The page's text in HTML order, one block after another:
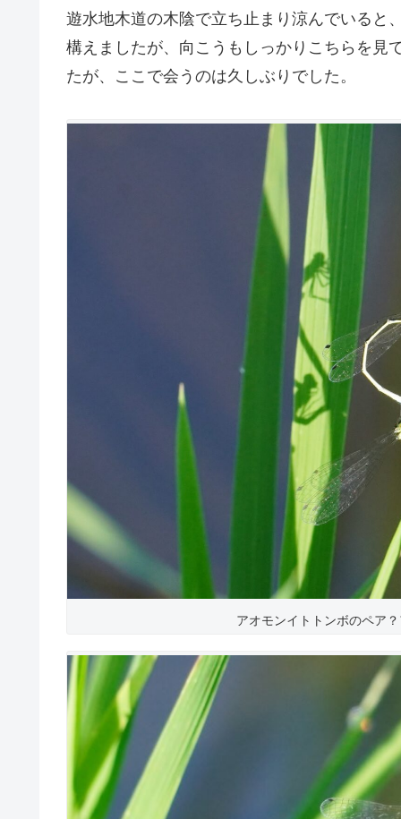
遊水地木道の木陰で立ち止まり涼んでいると
構えましたが、向こうもしっかりこちらを見
たが、ここで会うのは久しぶりでした。
アオモンイトトンボのペア